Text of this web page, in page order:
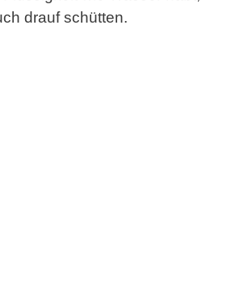
drauf schütten.